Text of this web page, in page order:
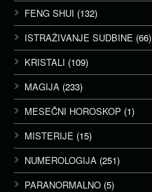
FENG SHUI (132)
ISTRAŽIVANJE SUDBINE (66)
KRISTALI (109)
MAGIJA (233)
MESEČNI HOROSKOP (1)
MISTERIJE (15)
NUMEROLOGIJA (251)
PARANORMALNO (5)